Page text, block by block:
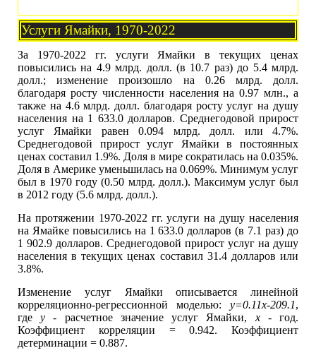
Услуги Ямайки, 1970-2022
За 1970-2022 гг. услуги Ямайки в текущих ценах
повысились на 4.9 млрд. долл. (в 10.7 раз) до 5.4 млрд.
долл.; изменение произошло на 0.26 млрд. долл.
благодаря росту численности населения на 0.97 млн., а
также на 4.6 млрд. долл. благодаря росту услуг на душу
населения на 1 633.0 долларов. Среднегодовой прирост
услуг Ямайки равен 0.094 млрд. долл. или 4.7%.
Среднегодовой прирост услуг Ямайки в постоянных
ценах составил 1.9%. Доля в мире сократилась на 0.035%.
Доля в Америке уменьшилась на 0.069%. Минимум услуг
был в 1970 году (0.50 млрд. долл.). Максимум услуг был
в 2012 году (5.6 млрд. долл.).
На протяжении 1970-2022 гг. услуги на душу населения
на Ямайке повысились на 1 633.0 долларов (в 7.1 раз) до
1 902.9 долларов. Среднегодовой прирост услуг на душу
населения в текущих ценах составил 31.4 долларов или
3.8%.
Изменение услуг Ямайки описывается линейной
корреляционно-регрессионной моделью: y=0.11x-209.1,
гдеy - расчетное значение услуг Ямайки, x- год.
Коэффициент корреляции = 0.942. Коэффициент
детерминации = 0.887.